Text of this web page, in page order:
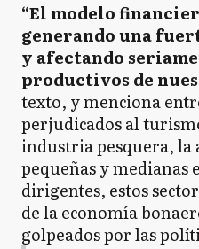
“El modelo
generando una
y afectando
productivos de
texto, y menciona
perjudicados al
industria pesquera,
pequeñas y medianas
dirigentes, estos
de la economía
golpeados por las